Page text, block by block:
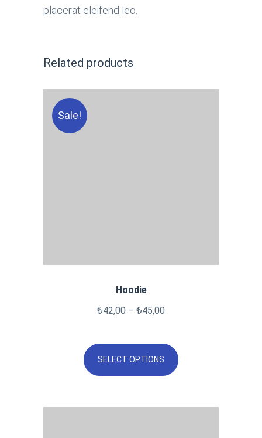
placerat eleifend leo.
Related products
Sale!
Hoodie
₺42,00 – ₺45,00
SELECT OPTIONS